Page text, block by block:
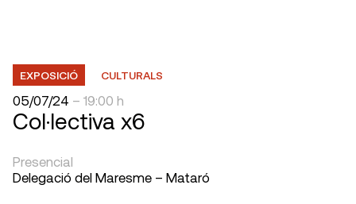
EXPOSICIÓ CULTURALS
05/07/24 – 19:00 h
Col·lectiva x6
Presencial
Delegació del Maresme – Mataró